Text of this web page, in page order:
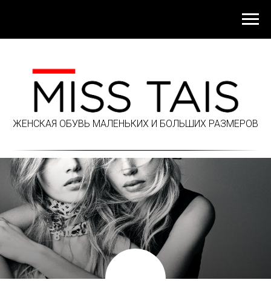
ЖЕНСКАЯ ОБУВЬ МАЛЕНЬКИХ И БОЛЬШИХ РАЗМЕРОВ